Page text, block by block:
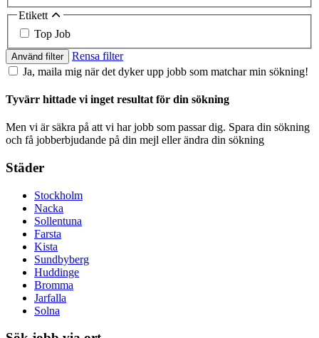
Etikett
Top Job
Använd filter
Rensa filter
Ja, maila mig när det dyker upp jobb som matchar min sökning!
Tyvärr hittade vi inget resultat för din sökning
Men vi är säkra på att vi har jobb som passar dig. Spara din sökning
och få jobberbjudande på din mejl eller ändra din sökning
Städer
Stockholm
Nacka
Sollentuna
Farsta
Kista
Sundbyberg
Huddinge
Bromma
Jarfalla
Solna